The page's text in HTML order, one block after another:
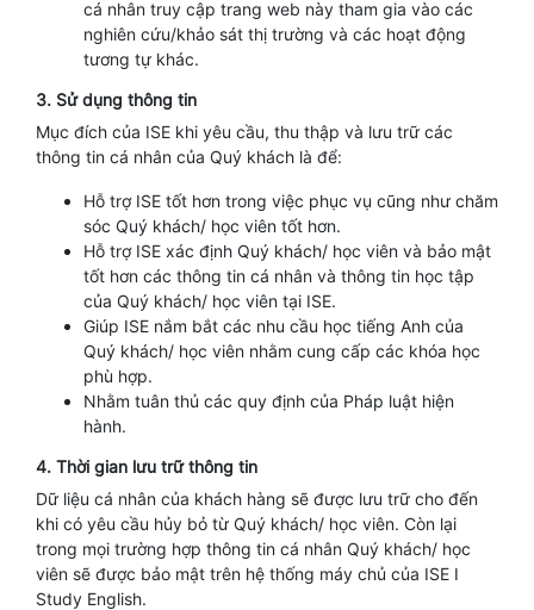
cá nhân truy cập trang web này tham gia vào các
nghiên cứu/khảo sát thị trường và các hoạt động
tương tự khác.
3. Sử dụng thông tin
Mục đích của ISE khi yêu cầu, thu thập và lưu trữ các
thông tin cá nhân của Quý khách là để:
Hỗ trợ ISE tốt hơn trong việc phục vụ cũng như chăm
sóc Quý khách/ học viên tốt hơn.
Hỗ trợ ISE xác định Quý khách/ học viên và bảo mật
tốt hơn các thông tin cá nhân và thông tin học tập
của Quý khách/ học viên tại ISE.
Giúp ISE nắm bắt các nhu cầu học tiếng Anh của
Quý khách/ học viên nhằm cung cấp các khóa học
phù hợp.
Nhằm tuân thủ các quy định của Pháp luật hiện
hành.
4. Thời gian lưu trữ thông tin
Dữ liệu cá nhân của khách hàng sẽ được lưu trữ cho đến
khi có yêu cầu hủy bỏ từ Quý khách/ học viên. Còn lại
trong mọi trường hợp thông tin cá nhân Quý khách/ học
viên sẽ được bảo mật trên hệ thống máy chủ của ISE I
Study English.